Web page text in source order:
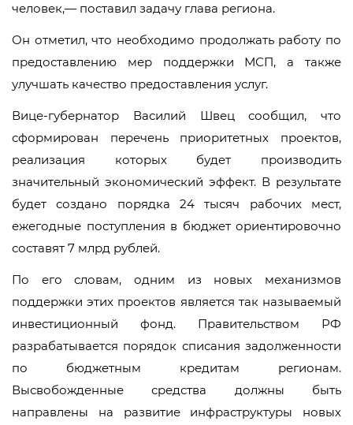
человек,— поставил задачу глава региона.
Он отметил, что необходимо продолжать работу по
предоставлению мер поддержки МСП, а также
улучшать качество предоставления услуг.
Вице-губернатор Василий Швец сообщил, что
сформирован перечень приоритетных проектов,
реализация которых будет производить
значительный экономический эффект. В результате
будет создано порядка 24 тысяч рабочих мест,
ежегодные поступления в бюджет ориентировочно
составят 7 млрд рублей.
По его словам, одним из новых механизмов
поддержки этих проектов является так называемый
инвестиционный фонд. Правительством РФ
разрабатывается порядок списания задолженности
по бюджетным кредитам регионам.
Высвобожденные средства должны быть
направлены на развитие инфраструктуры новых